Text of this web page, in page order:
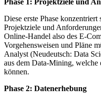
Diese erste Phase
Projektziele und
Online-Handel also des E-
Vorgehensweisen und Pläne
Analyst (Neudeutsch: Data
aus dem Data-Mining,
können.
Phase 2: Datenerhebung